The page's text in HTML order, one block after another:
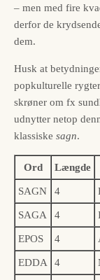
– men med fire
derfor de
dem.
Husk at
popkulturelle
skrøner om fx
udnytter netop
klassiske sagn.
Ord Længde
SAGN 4
SAGA 4
EPOS 4
EDDA 4